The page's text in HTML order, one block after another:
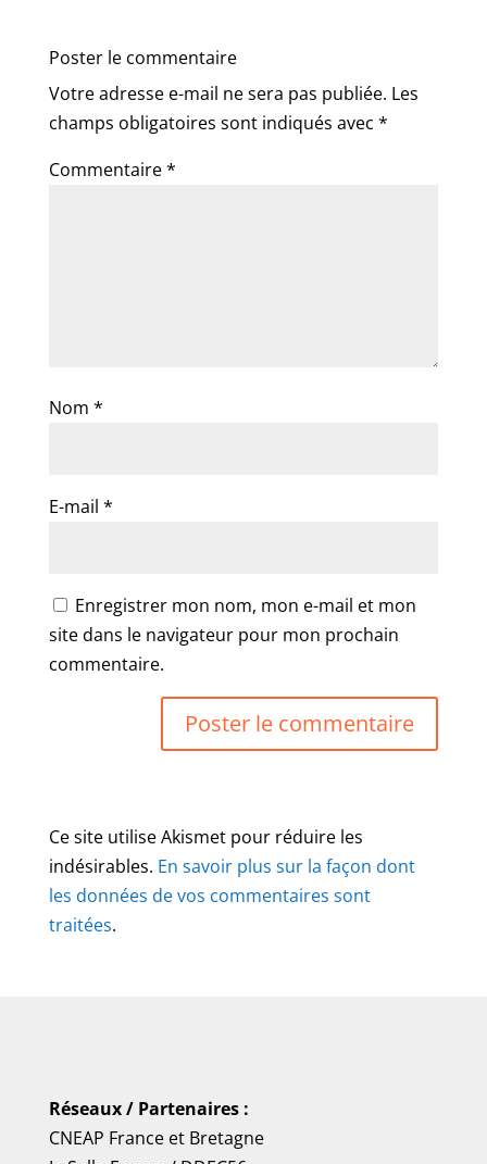
Poster le commentaire
Votre adresse e-mail ne sera pas publiée. Les
champs obligatoires sont indiqués avec *
Commentaire*
Nom *
E-mail *
Enregistrer mon nom, mon e-mail et mon
site dans le navigateur pour mon prochain
commentaire.
Ce site utilise Akismet pour réduire les
indésirables. En savoir plus sur la façon dont
les données de vos commentaires sont
traitées.
Réseaux / Partenaires :
CNEAP Franceet Bretagne